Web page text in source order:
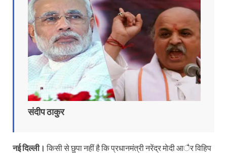
संदीप ठाकुर
नई दिल्ली। किसी से छुपा नहीं है कि प्रधानमंत्री नरेंद्र माेदी आैर विहिप